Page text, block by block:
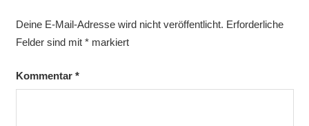
Deine E-Mail-Adresse wird nicht veröffentlicht. Erforderliche
Felder sind mit *markiert
Kommentar *